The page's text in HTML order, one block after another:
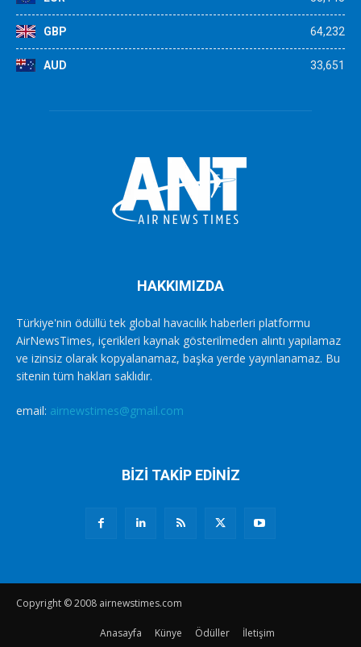
GBP 64,232
AUD 33,651
HAKKIMIZDA
Türkiye'nin ödüllü tek global havacılık haberleri platformu
AirNewsTimes, içerikleri kaynak gösterilmeden alıntı yapılamaz
ve izinsiz olarak kopyalanamaz, başka yerde yayınlanamaz. Bu
sitenin tüm hakları saklıdır.
email: airnewstimes@gmail.com
BİZİ TAKİP EDİNİZ
Copyright © 2008 airnewstimes.com
Anasayfa Künye Ödüller İletişim